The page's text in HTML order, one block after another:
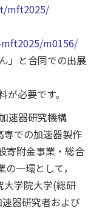
mft2025/
m0156/
」と合同での出展
必要です。
速器研究機構
専での加速器製作
寄附金事業・総合
一環として，
大学院大学(総研
器研究者および